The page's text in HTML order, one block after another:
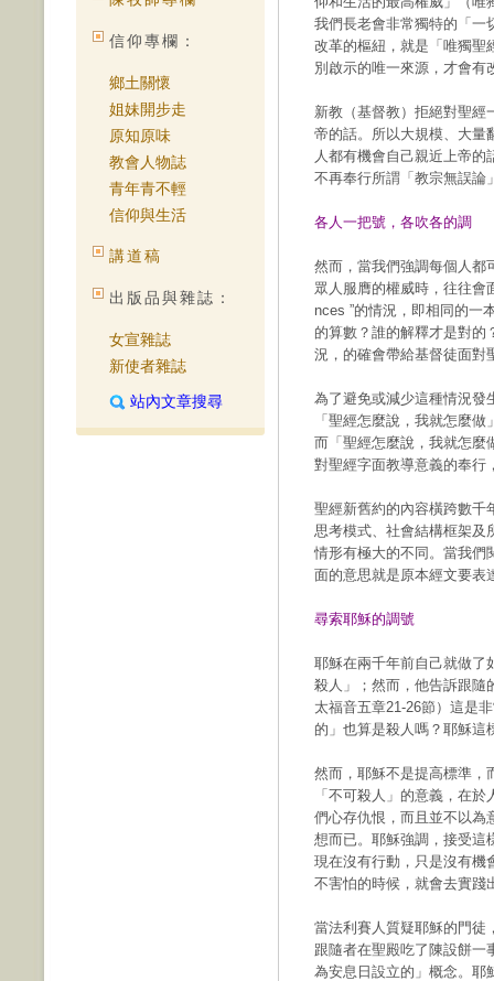
信仰專欄：
鄉土關懷
姐妹開步走
原知原味
教會人物誌
青年青不輕
信仰與生活
講道稿
出版品與雜誌：
女宣雜誌
新使者雜誌
站內文章搜尋
我們長老會非常獨特的「一
改革的樞紐，就是「唯獨聖
別啟示的唯一來源，才會有
新教（基督教）拒絕對聖經
帝的話。所以大規模、大量
人都有機會自己親近上帝
不再奉行所謂「教宗無誤論
各人一把號，各吹各的調
然而，當我們強調每個人都
眾人服膺的權威時，往往會
nces ”的情況，即相同的一
的算數？誰的解釋才是對的
況，的確會帶給基督徒面對
為了避免或減少這種情況發
「聖經怎麼說，我就怎麼
而「聖經怎麼說，我就怎麼
對聖經字面教導意義的奉行
聖經新舊約的內容橫跨數千
思考模式、社會結構框架及
情形有極大的不同。當我們
面的意思就是原本經文要表
尋索耶穌的調號
耶穌在兩千年前自己就做了
殺人」；然而，他告訴跟隨
太福音五章21-26節）這是
的」也算是殺人嗎？耶穌這
然而，耶穌不是提高標準，
「不可殺人」的意義，在
們心存仇恨，而且並不以為
想而已。耶穌強調，接受這
現在沒有行動，只是沒有機
不害怕的時候，就會去實踐
當法利賽人質疑耶穌的門徒
跟隨者在聖殿吃了陳設餅一
為安息日設立的」概念。耶